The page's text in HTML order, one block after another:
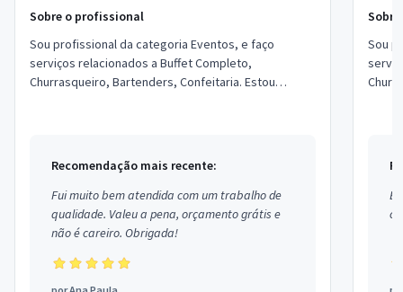
Sobre o profissional
Sou profissional da categoria Eventos, e faço
serviços relacionados a Buffet Completo,
Churrasqueiro, Bartenders, Confeitaria. Estou
Recomendação mais recente:
Fui muito bem atendida com um trabalho de
qualidade. Valeu a pena, orçamento grátis e
não é careiro. Obrigada!
Sou